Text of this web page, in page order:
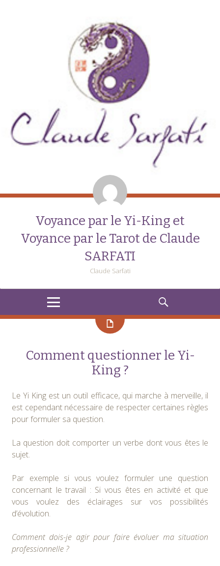
Voyance par le Yi-King et
Voyance par le Tarot de Claude
SARFATI
Claude Sarfati
RECHERCHE
Comment questionner le Yi-
King ?
Le Yi King est un outil efficace, qui marche à merveille, il
est cependant nécessaire de respecter certaines règles
pour formuler sa question.
La question doit comporter un verbe dont vous êtes le
sujet.
Par exemple si vous voulez formuler une question
concernant le travail : Si vous êtes en activité et que
vous voulez des éclairages sur vos possibilités
d’évolution.
Comment dois-je agir pour faire évoluer ma situation
professionnelle ?